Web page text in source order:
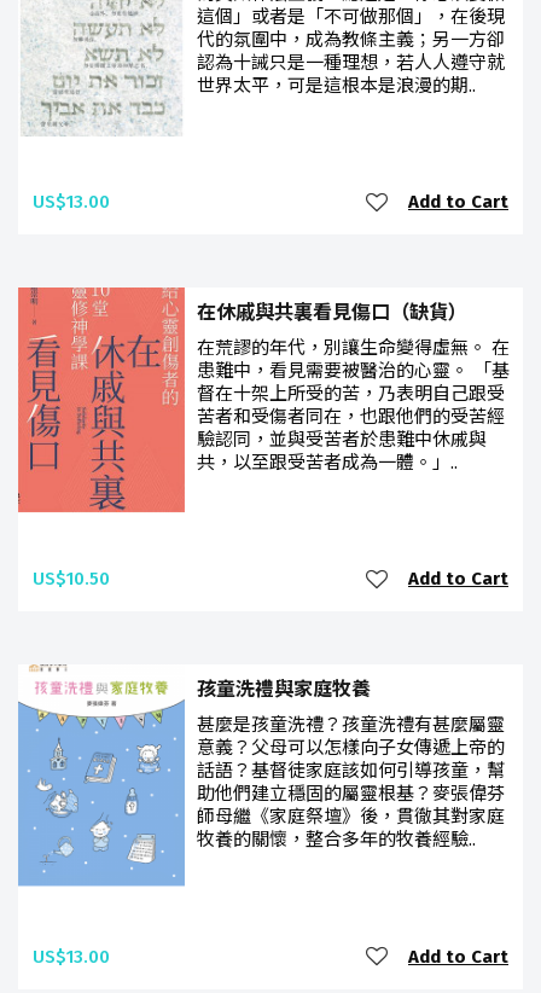
這個」或者是「不可做那個」，在後現
代的氛圍中，成為教條主義；另一方卻
認為十誡只是一種理想，若人人遵守就
世界太平，可是這根本是浪漫的期..
US$13.00 Add to Cart
在休戚與共裏看見傷口（缺貨）
在荒謬的年代，別讓生命變得虛無。 在
患難中，看見需要被醫治的心靈。 「基
督在十架上所受的苦，乃表明自己跟受
苦者和受傷者同在，也跟他們的受苦經
驗認同，並與受苦者於患難中休戚與
共，以至跟受苦者成為一體。」..
US$10.50 Add to Cart
孩童洗禮與家庭牧養
甚麼是孩童洗禮？孩童洗禮有甚麼屬靈
意義？父母可以怎樣向子女傳遞上帝的
話語？基督徒家庭該如何引導孩童，幫
助他們建立穩固的屬靈根基？麥張偉芬
師母繼《家庭祭壇》後，貫徹其對家庭
牧養的關懷，整合多年的牧養經驗..
US$13.00 Add to Cart